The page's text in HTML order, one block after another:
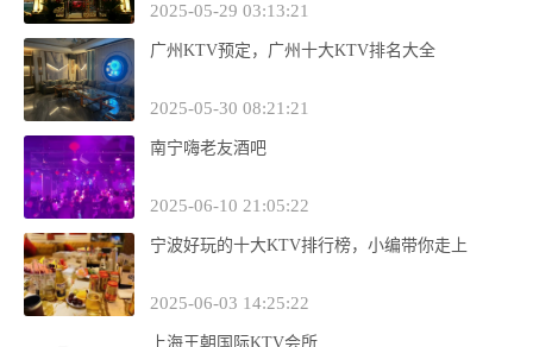
2025-05-29 03:13:21
广州KTV预定，广州十大KTV排名大全
2025-05-30 08:21:21
南宁嗨老友酒吧
2025-06-10 21:05:22
宁波好玩的十大KTV排行榜，小编带你走上
2025-06-03 14:25:22
上海王朝国际KTV会所